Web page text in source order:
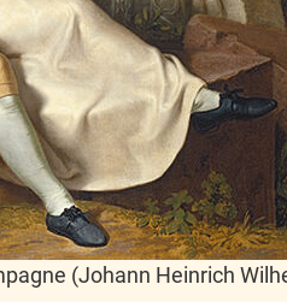
(Johann Heinrich